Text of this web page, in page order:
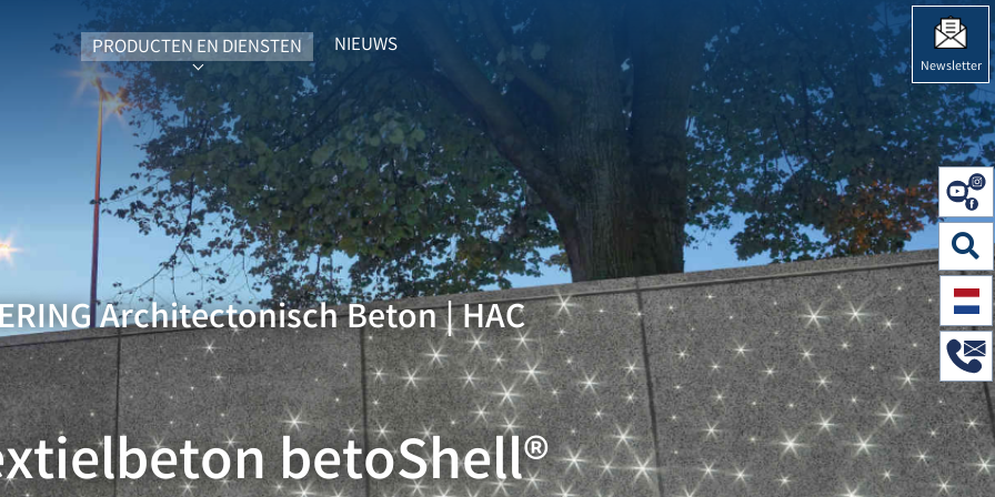
Newsletter
PRODUCTEN EN DIENSTENSUBMENU FOR "PRODUCTEN EN DIENSTEN"
NIEUWS
Architectonisch Beton | HAC
betoShell®